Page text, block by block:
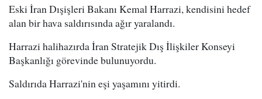
Eski İran Dışişleri Bakanı Kemal Harrazi, kendisini hedef
alan bir hava saldırısında ağır yaralandı.
Harrazi halihazırda İran Stratejik Dış İlişkiler Konseyi
Başkanlığı görevinde bulunuyordu.
Saldırıda Harrazi'nin eşi yaşamını yitirdi.